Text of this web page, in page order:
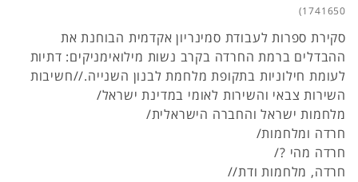
1741650)
סקירת ספרות לעבודת סמינריון אקדמית הבוחנת את
ההבדלים ברמת החרדה בקרב נשות מילואימניקים: דתיות
לעומת חילוניות בתקופת מלחמת לבנון השנייה.//חשיבות
השירות צבאי והשירות לאומי במדינת ישראל/
מלחמות ישראל והחברה הישראלית/
חרדה ומלחמות/
חרדה מהי ?/
חרדה, מלחמות ודת//